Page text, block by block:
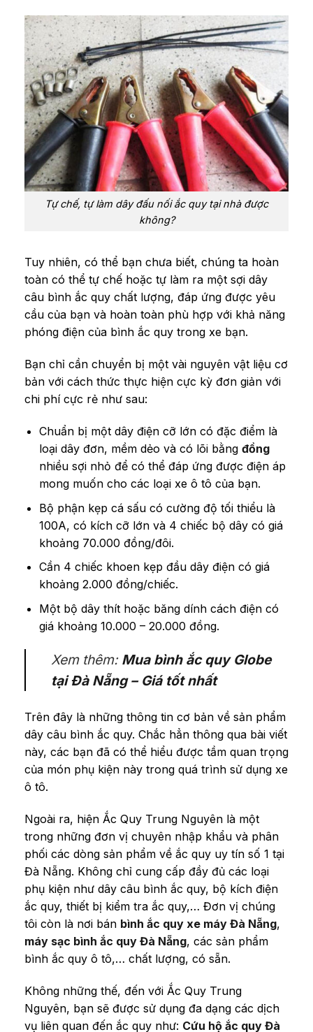
Tự chế, tự làm dây đấu nối ắc quy tại nhà được
không?
Tuy nhiên, có thể bạn chưa biết, chúng ta hoàn
toàn có thể tự chế hoặc tự làm ra một sợi dây
câu bình ắc quy chất lượng, đáp ứng được yêu
cầu của bạn và hoàn toàn phù hợp với khả năng
phóng điện của bình ắc quy trong xe bạn.
Bạn chỉ cần chuyển bị một vài nguyên vật liệu cơ
bản với cách thức thực hiện cực kỳ đơn giản với
chi phí cực rẻ như sau:
Chuẩn bị một dây điện cỡ lớn có đặc điểm là
loại dây đơn, mềm dẻo và có lõi bằng đồng
nhiều sợi nhỏ để có thể đáp ứng được điện áp
mong muốn cho các loại xe ô tô của bạn.
Bộ phận kẹp cá sấu có cường độ tối thiểu là
100A, có kích cỡ lớn và 4 chiếc bộ dây có giá
khoảng 70.000 đồng/đôi.
Cần 4 chiếc khoen kẹp đầu dây điện có giá
khoảng 2.000 đồng/chiếc.
Một bộ dây thít hoặc băng dính cách điện có
giá khoảng 10.000 – 20.000 đồng.
Xem thêm: Mua bình ắc quy Globe
tại Đà Nẵng – Giá tốt nhất
Trên đây là những thông tin cơ bản về sản phẩm
dây câu bình ắc quy. Chắc hẳn thông qua bài viết
này, các bạn đã có thể hiểu được tầm quan trọng
của món phụ kiện này trong quá trình sử dụng xe
ô tô.
Ngoài ra, hiện Ắc Quy Trung Nguyên là một
trong những đơn vị chuyên nhập khẩu và phân
phối các dòng sản phẩm về ắc quy uy tín số 1 tại
Đà Nẵng. Không chỉ cung cấp đầy đủ các loại
phụ kiện như dây câu bình ắc quy, bộ kích điện
ắc quy, thiết bị kiểm tra ắc quy,… Đơn vị chúng
tôi còn là nơi bán bình ắc quy xe máy Đà Nẵng,
máy sạc bình ắc quy Đà Nẵng, các sản phẩm
bình ắc quy ô tô,… chất lượng, có sẵn.
Không những thế, đến với Ắc Quy Trung
Nguyên, bạn sẽ được sử dụng đa dạng các dịch
vụ liên quan đến ắc quy như: Cứu hộ ắc quy Đà